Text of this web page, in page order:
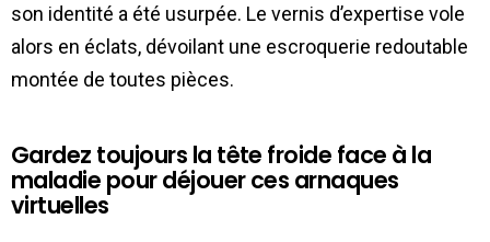
son identité a été usurpée. Le vernis d’expertise vole
alors en éclats, dévoilant une escroquerie redoutable
montée de toutes pièces.
Gardez toujours la tête froide face à la
maladie pour déjouer ces arnaques
virtuelles